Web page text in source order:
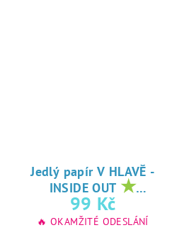
Jedlý papír V HLAVĚ -
INSIDE OUT ★
oblíbený tisk na
jedlý papír
99 Kč
🔥 OKAMŽITÉ ODESLÁNÍ